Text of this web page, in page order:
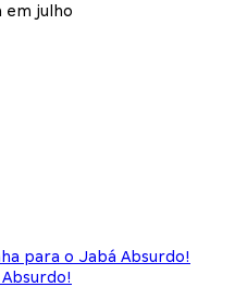
em julho
para o Jabá Absurdo!